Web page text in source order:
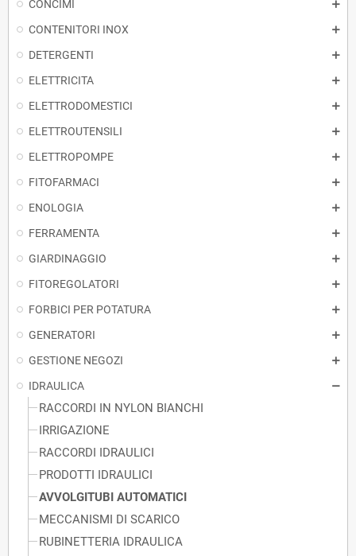
CONCIMI
CONTENITORI INOX
DETERGENTI
ELETTRICITA
ELETTRODOMESTICI
ELETTROUTENSILI
ELETTROPOMPE
FITOFARMACI
ENOLOGIA
FERRAMENTA
GIARDINAGGIO
FITOREGOLATORI
FORBICI PER POTATURA
GENERATORI
GESTIONE NEGOZI
IDRAULICA
RACCORDI IN NYLON BIANCHI
IRRIGAZIONE
RACCORDI IDRAULICI
PRODOTTI IDRAULICI
AVVOLGITUBI AUTOMATICI
MECCANISMI DI SCARICO
RUBINETTERIA IDRAULICA